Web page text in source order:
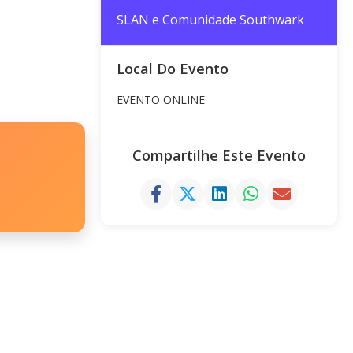
SLAN e Comunidade Southwark
Local Do Evento
EVENTO ONLINE
Compartilhe Este Evento